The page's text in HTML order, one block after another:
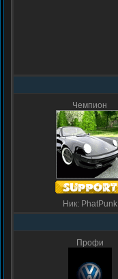
Чемпион
Ник: PhatPunk
Профи